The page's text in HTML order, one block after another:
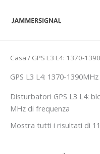
Casa / GPS L3 L4: 1370-
GPS L3 L4: 1370-1390MHz
Disturbatori GPS L3 L4:
MHz di frequenza
Mostra tutti i risultati di 11